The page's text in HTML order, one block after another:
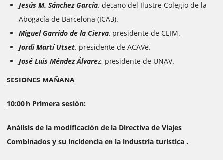
Jesús M. Sánchez García, decano del Ilustre Colegio de la
Abogacía de Barcelona (ICAB).
Miguel Garrido de la Cierva, presidente de CEIM.
Jordi Martí Utset, presidente de ACAVe.
José Luis Méndez Álvarez, presidente de UNAV.
SESIONES MAÑANA
10:00 h Primera sesión:
Análisis de la modificación de la Directiva de Viajes
Combinados y su incidencia en la industria turística .